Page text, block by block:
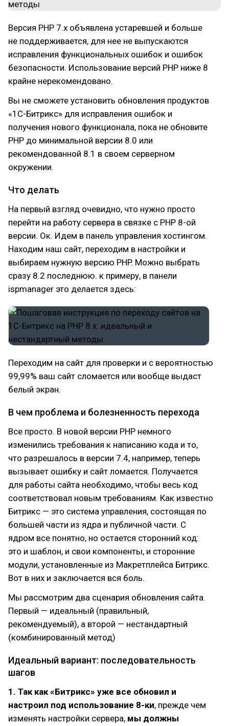
Версия PHP 7.х объявлена устаревшей и больше
не поддерживается, для нее не выпускаются
исправления функциональных ошибок и ошибок
безопасности. Использование версий PHP ниже 8
крайне нерекомендовано.
Вы не сможете установить обновления продуктов
«1С-Битрикс» для исправления ошибок и
получения нового функционала, пока не обновите
PHP до минимальной версии 8.0 или
рекомендованной 8.1 в своем серверном
окружении.
Что делать
На первый взгляд очевидно, что нужно просто
перейти на работу сервера в связке с PHP 8-ой
версии. Ок. Идем в панель управления хостингом.
Находим наш сайт, переходим в настройки и
выбираем нужную версию PHP. Можно выбрать
сразу 8.2 последнюю. к примеру, в панели
ispmanager это делается здесь:
Переходим на сайт для проверки и с вероятностью
99,99% ваш сайт сломается или вообще выдаст
белый экран.
В чем проблема и болезненность перехода
Все просто. В новой версии PHP немного
изменились требования к написанию кода и то,
что разрешалось в версии 7.4, например, теперь
вызывает ошибку и сайт ломается. Получается
для работы сайта необходимо, чтобы весь код
соответствовал новым требованиям. Как известно
Битрикс — это система управления, состоящая по
большей части из ядра и публичной части. С
ядром все понятно, но остается сторонний код:
это и шаблон, и свои компоненты, и сторонние
модули, установленные из Макретплейса Битрикс.
Вот в них и заключается вся боль.
Мы рассмотрим два сценария обновления сайта.
Первый — идеальный (правильный,
рекомендуемый), а второй — нестандартный
(комбинированный метод)
Идеальный вариант: последовательность
шагов
1. Так как «Битрикс» уже все обновил и
настроил под использование 8-ки, прежде чем
изменять настройки сервера, мы должны